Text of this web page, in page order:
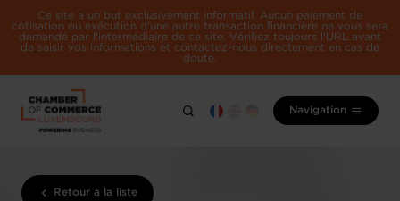
Ce site a un but exclusivement informatif. Aucun paiement de
cotisation ou exécution d'une autre transaction financière ne vous sera
demandé par l'intermédiaire de ce site. Vérifiez toujours l'URL avant
de saisir vos informations et contactez-nous directement en cas de
doute.
Navigation
Retour à la liste